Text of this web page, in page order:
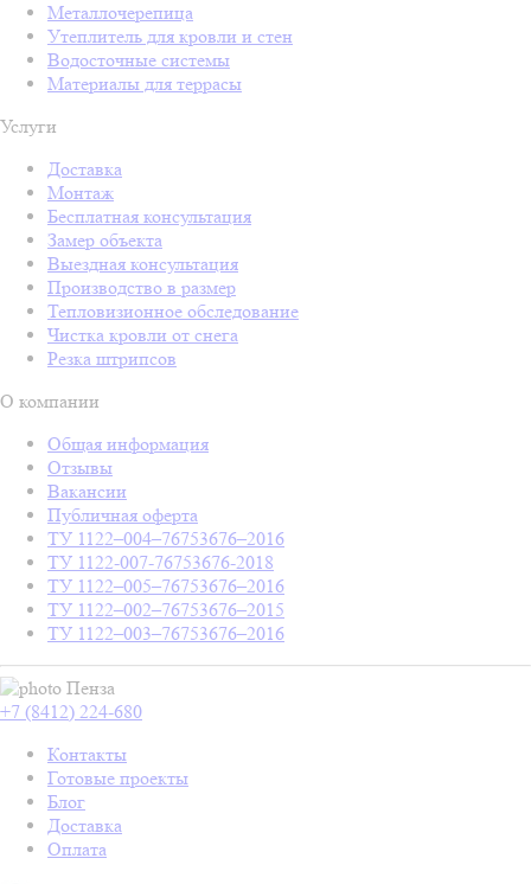
Металлочерепица
Утеплитель для кровли и стен
Водосточные системы
Материалы для террасы
Услуги
Доставка
Монтаж
Бесплатная консультация
Замер объекта
Выездная консультация
Производство в размер
Тепловизионное обследование
Чистка кровли от снега
Резка штрипсов
О компании
Общая информация
Отзывы
Вакансии
Публичная оферта
ТУ 1122–004–76753676–2016
ТУ 1122-007-76753676-2018
ТУ 1122–005–76753676–2016
ТУ 1122–002–76753676–2015
ТУ 1122–003–76753676–2016
Пенза
+7 (8412) 224-680
Контакты
Готовые проекты
Блог
Доставка
Оплата